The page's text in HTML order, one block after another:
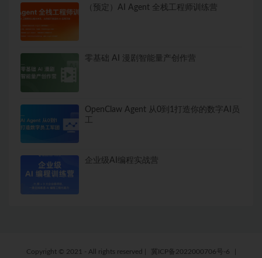
（预定）AI Agent 全栈工程师训练营
零基础 AI 漫剧智能量产创作营
OpenClaw Agent 从0到1打造你的数字AI员
工
企业级AI编程实战营
Copyright © 2021 - All rights reserved 冀ICP备2022000706号-6